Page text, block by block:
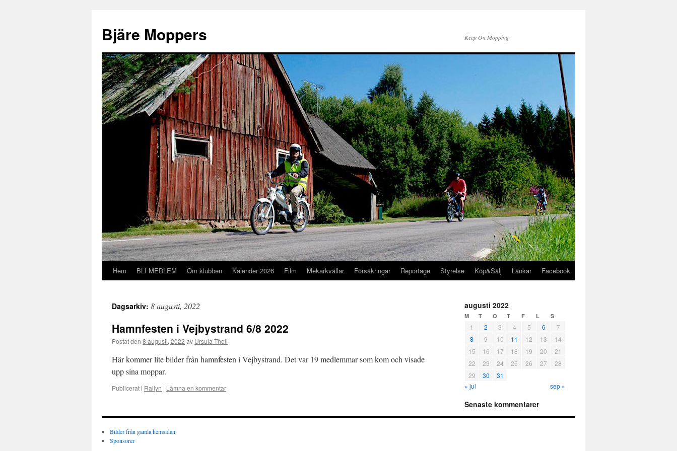
Bjäre Moppers Keep On Mopping
Hoppa
innehåll
Hem BLI MEDLEM Om klubben Kalender 2026 Film Mekarkvällar Försäkringar Reportage Styrelse Köp&Sälj Länkar Facebook
Dagsarkiv: 8 augusti, 2022
Hamnfesten i Vejbystrand 6/8 2022
Postat den 8 augusti, 2022 av Ursula Thell
Här kommer lite bilder från hamnfesten i Vejbystrand. Det var 19 medlemmar som kom och visade
upp sina moppar.
Publicerat i Rallyn | Lämna en kommentar
augusti 2022
M T O T F L S
1 2 3 4 5 6
7
8
9 10 11 12 13
14
15
16 17 18 19 20
21
22
23 24 25 26 27
28
29
30
31
« jul
sep »
Senaste kommentarer
Bilder från gamla hemsidan
Sponsorer